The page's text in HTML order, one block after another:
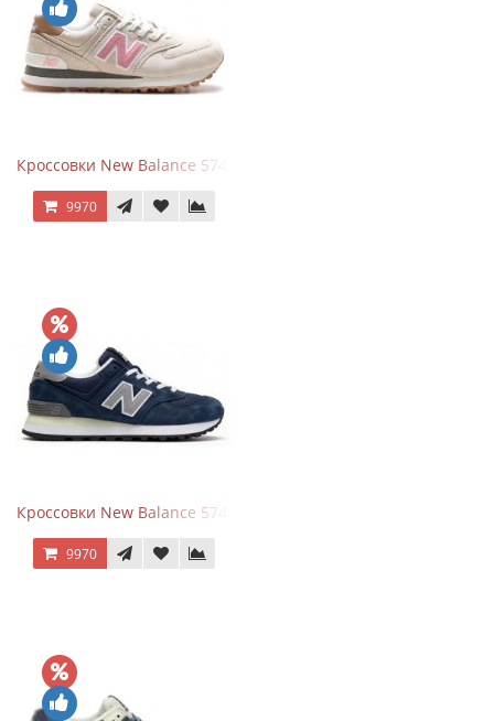
Кроссовки New Balance 574 Power Beige Pink
9970
Кроссовки New Balance 574 Classic Blue Grey
9970